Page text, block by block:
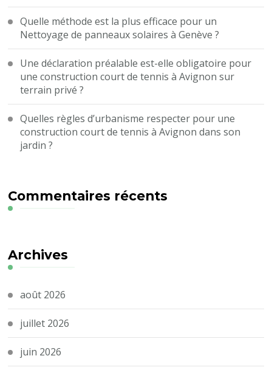
Quelle méthode est la plus efficace pour un
Nettoyage de panneaux solaires à Genève ?
Une déclaration préalable est-elle obligatoire pour
une construction court de tennis à Avignon sur
terrain privé ?
Quelles règles d’urbanisme respecter pour une
construction court de tennis à Avignon dans son
jardin ?
Commentaires récents
Archives
août 2026
juillet 2026
juin 2026